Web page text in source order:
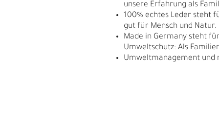
S
unsere Erfahrung als
100% echtes Leder steht
gut für Mensch und Natur.
Made in Germany steht
Umweltschutz: Als
Umweltmanagement und